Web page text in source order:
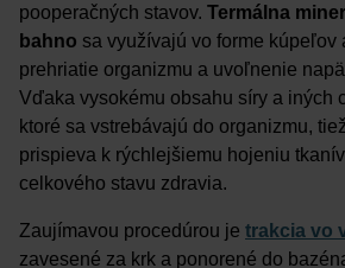
pooperačných stavov. Termálna
bahno sa využívajú vo forme kúpeľov
prehriatie organizmu a uvoľnenie
Vďaka vysokému obsahu síry a iných
ktoré sa vstrebávajú do organizmu,
prispieva k rýchlejšiemu hojeniu
celkového stavu zdravia.
Zaujímavou procedúrou je trakcia vo
zavesené za krk a ponorené do